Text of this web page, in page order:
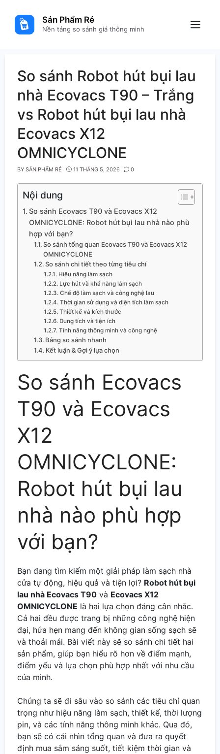
content
Sản Phẩm Rẻ
Nền tảng so sánh giá thông minh Menu
So sánh Robot hút bụi lau
nhà Ecovacs T90 – Trắng
vs Robot hút bụi lau nhà
Ecovacs X12
OMNICYCLONE
BY SẢN PHẨM RẺ 11 THÁNG 5, 2026 0
Nội dung
So sánh Ecovacs T90 và Ecovacs X12
OMNICYCLONE: Robot hút bụi lau nhà nào phù
hợp với bạn?
So sánh tổng quan Ecovacs T90 và Ecovacs X12
OMNICYCLONE
So sánh chi tiết theo từng tiêu chí
Hiệu năng làm sạch
Lực hút và khả năng làm sạch
Chế độ làm sạch và công nghệ lau
Thời gian sử dụng và diện tích làm sạch
Thiết kế và kích thước
Dung tích và tiện ích
Tính năng thông minh và công nghệ
Bảng so sánh nhanh
Kết luận & Gợi ý lựa chọn
So sánh Ecovacs
T90 và Ecovacs
X12
OMNICYCLONE:
Robot hút bụi lau
nhà nào phù hợp
với bạn?
Bạn đang tìm kiếm một giải pháp làm sạch nhà
cửa tự động, hiệu quả và tiện lợi? Robot hút bụi
lau nhà Ecovacs T90 và Ecovacs X12
OMNICYCLONE là hai lựa chọn đáng cân nhắc.
Cả hai đều được trang bị những công nghệ hiện
đại, hứa hẹn mang đến không gian sống sạch sẽ
và thoải mái. Bài viết này sẽ so sánh chi tiết hai
sản phẩm, giúp bạn hiểu rõ hơn về điểm mạnh,
điểm yếu và lựa chọn phù hợp nhất với nhu cầu
của mình.
Chúng ta sẽ đi sâu vào so sánh các tiêu chí quan
trọng như hiệu năng làm sạch, thiết kế, thời lượng
pin, và các tính năng thông minh khác. Qua đó,
bạn sẽ có cái nhìn tổng quan và đưa ra quyết
định mua sắm sáng suốt, tiết kiệm thời gian và